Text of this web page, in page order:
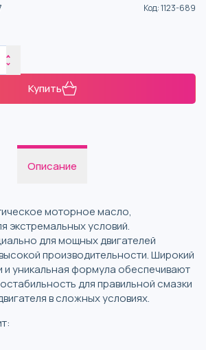
Код:1123-689
Купить
Описание
моторное масло,
экстремальных условий.
для мощных двигателей
производительности. Широкий
и уникальная формула обеспечивают
для правильной смазки
в сложных условиях.